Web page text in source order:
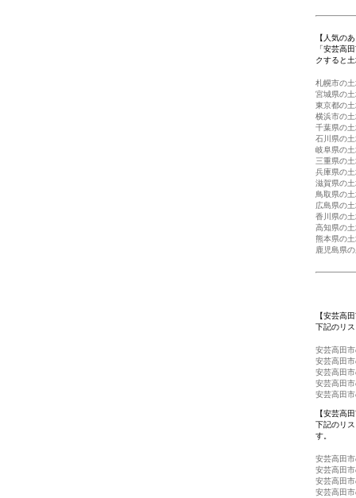
【人気の
「安芸高
クすると
札幌市の
宮城県の
東京都の
横浜市の
千葉県の
石川県の
岐阜県の
三重県の
兵庫県の
滋賀県の
鳥取県の
広島県の
香川県の
高知県の
熊本県の
鹿児島県
【安芸高
下記のリ
安芸高田
安芸高田
安芸高田
安芸高田
安芸高田
【安芸高
下記のリ
す。
安芸高田
安芸高田
安芸高田
安芸高田